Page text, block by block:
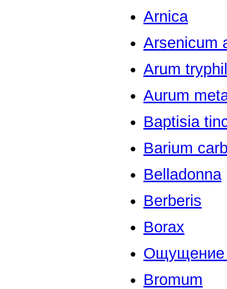
Arnica
Arsenicum
Arum
Aurum
Baptisia
Barium
Belladonna
Berberis
Borax
Ощущение
Bromum